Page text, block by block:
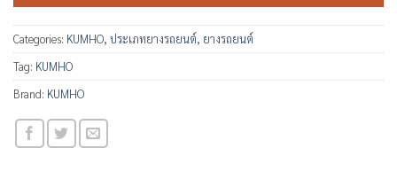
Categories: KUMHO, ประเภทยางรถยนต์, ยางรถยนต์
Tag: KUMHO
Brand: KUMHO